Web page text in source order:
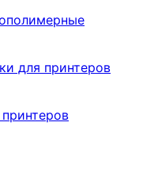
для принтеров